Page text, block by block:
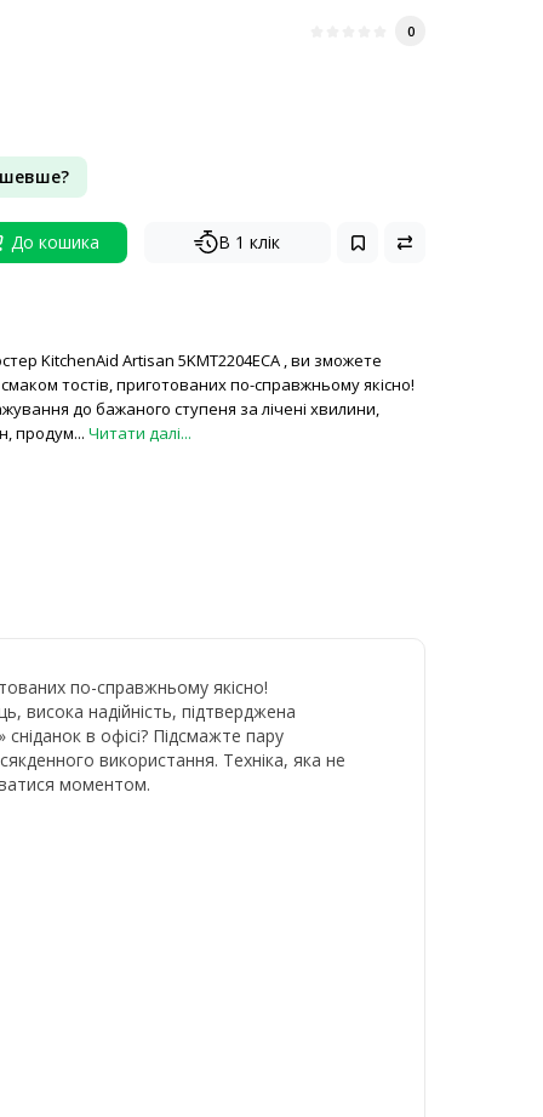
0
До кошика В 1 клік
KitchenAid Artisan 5KMT2204ECA , ви зможете
тостів, приготованих по-справжньому якісно!
до бажаного ступеня за лічені хвилини,
продум... Читати далі...
по-справжньому якісно!
висока надійність, підтверджена
в офісі? Підсмажте пару
використання. Техніка, яка не
моментом.